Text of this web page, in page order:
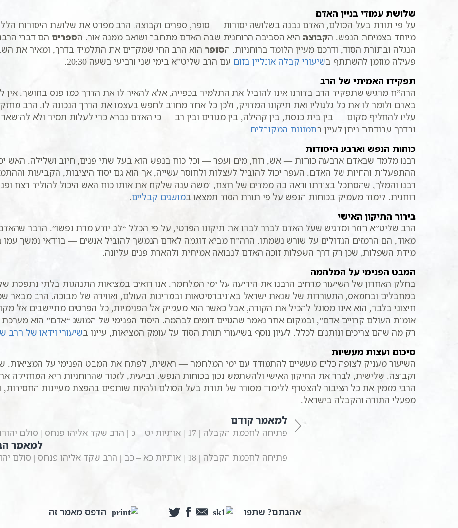
שלושת עמודי בניין האדם
על פי תורת בעל הסולם, האדם נבנה בשלושה יסודות — סופר, ספרים וקבוצה. הרב מפרט את שלושת היסודות
מיוחד בצמיחת הנפש. הקבוצה היא הסביבה הרוחנית שבה האדם מתחבר ושואב ממנה אור. הספרים הם דברי
הנגלה ובתורת הסוד, ודרכם מעיין הלומד ברוחניות. הסופר הוא הרב החי שמקדים את התלמיד בדרך, ומאיר את
פעילה מוזמן להשתתף בשיעורי קבלה אונליין בזום עם הרב שליט”א בימי שני ורביעי בשעה 20:30.
תפקידו האמיתי של הרב
הרה”ח מדגיש שתפקיד הרב בדורנו אינו להוביל את התלמיד בכפייה, אלא להאיר לו את הדרך כמו פנס בחושך. אין
באדם ולומר לו את כל גלגוליו ואת תיקונו המדויק, ולכן כל אחד מחויב לחפש בעצמו את הדרך הנכונה לו. הרב
עליו להחליף מקום — בין בית כנסת, בין קהילה, בין מגורים ובין רב — כי האדם נברא כדי לעלות תמיד ולא
ובדרך עבודתם ניתן לעיין בתמונות המקובלים.
כוחות הנפש וארבע היסודות
רבנו מלמד שבאדם ארבעה כוחות — אש, רוח, מים ועפר — וכל כוח בנפש הוא בעל שתי פנים, חיוב ושלילה. האש
ההתפעלות והחיות של האדם. העפר יכול להוביל לעצלות ולחוסר עשייה, אך הוא גם יסוד היציבות, הקביעות
רבנו והמלך, שהסתכל בצורתו וראה בה ממדים של רוצח, ומשה ענה שלקח את אותו כוח האש היכול להוליד רצח
רוחנית. לימוד מעמיק בכוחות הנפש על פי תורת הסוד תמצאו במושגים קבליים.
בירור התיקון האישי
הרב שליט”א חוזר ומדגיש שעל האדם לברר לבדו את תיקונו הפרטי, על פי הכלל “לב יודע מרת נפשו”. הדבר
מאוד, הם הרמזים הגדולים על שורש נשמתו. הרה”ח מביא דוגמה לאדם הנמשך להוביל אנשים — בוודאי נמשך עמו
מידת השפלות, שכן רק דרך השפלות זוכה האדם לנבואה אמיתית ולהארת פנים עליונה.
המבט הפנימי על המלחמה
בחלק האחרון של השיעור מרחיב הרבנו את היריעה על ימי המלחמה. אנו רואים במציאות התנהגות בלתי נתפסת
במחבלים ובחמאס, התעוררות של שנאת ישראל באוניברסיטאות ובמדינות העולם, ואווירה של מבוכה. הרב
חיצוני בלבד, הוא אינו מסוגל להכיל את הקורה, אבל כאשר הוא מעמיק אל הפנימיות, כל הפרטים מתיישבים אל
אומות העולם קרויים אדם”, ובמקום אחר נאמר שהגויים דומים לבהמה. היסוד הפנימי של המושג “אדם” הוא
רק מה שהם צריכים ונותנים לכלל. לעיון נוסף בשיעורי תורת הסוד על עומק המציאות, עיינו בשיעורי וידאו של הרב
סיכום ועצות מעשיות
השיעור מעניק לצופה כלים מעשיים להתמודד עם ימי המלחמה — ראשית, לפתח את המבט הפנימי על המציאות.
וקבוצה. שלישית, לברר את התיקון האישי ולהשתמש נכון בכוחות הנפש. רביעית, לזכור שהרוחניות היא המחזיקה
הרבי מזמין את כל הציבור להצטרף ללימוד מסודר של תורת בעל הסולם ולהיות שותפים בהפצת מעיינות
מפעלי התורה והקבלה בישראל.
למאמר קודם
פתיחה לחכמת הקבלה | 17 | אותיות יט – כ | הרב שקד אליהו פנחס | סולם יהודה
למאמר
פתיחה לחכמת הקבלה | 18 | אותיות כא – כב | הרב שקד אליהו פנחס | סולם יהודה
אהבתם? שתפו הדפס מאמר זה